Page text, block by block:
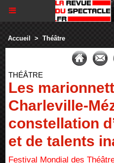
Accueil > Théâtre
THÉÂTRE
Les
Charleville-
constellation
et de talents
Festival Mondial des